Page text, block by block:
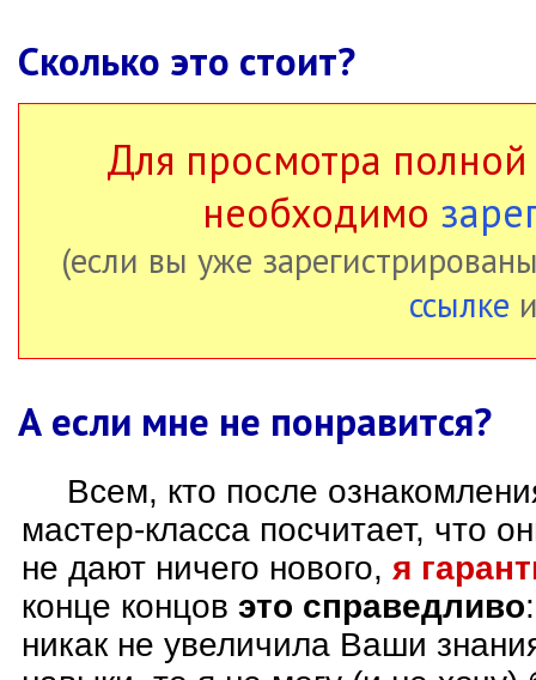
Сколько это стоит?
Для просмотра
необходимо
(если вы уже
ссылке
А если мне не понравится?
Всем, кто после
мастер-класса посчитает, что
не дают ничего нового, я
конце концов это справедливо
никак не увеличила Ваши